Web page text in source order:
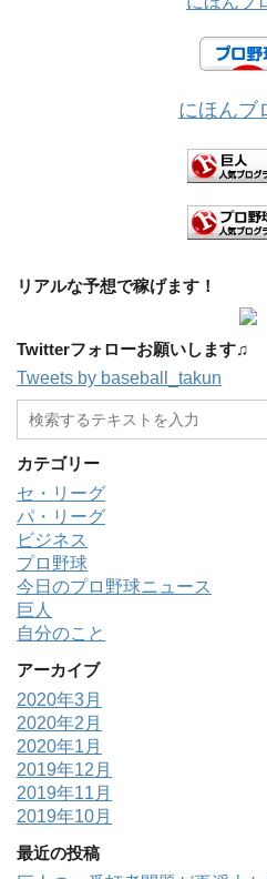
にほんブ
リアルな予想で稼げます！
Twitterフォローお願いします♫
Tweets by baseball_takun
カテゴリー
セ・リーグ
パ・リーグ
ビジネス
プロ野球
今日のプロ野球ニュース
巨人
自分のこと
アーカイブ
2020年3月
2020年2月
2020年1月
2019年12月
2019年11月
2019年10月
最近の投稿